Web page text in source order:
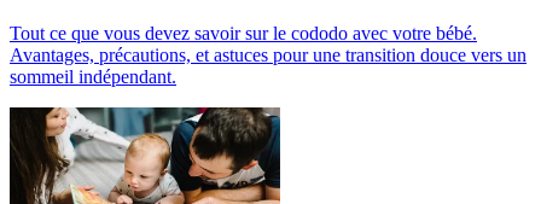
Tout ce que vous devez savoir sur le cododo avec votre bébé.
Avantages, précautions, et astuces pour une transition douce vers un
sommeil indépendant.